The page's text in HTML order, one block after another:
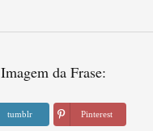
Imagem da Frase:
tumblr Pinterest